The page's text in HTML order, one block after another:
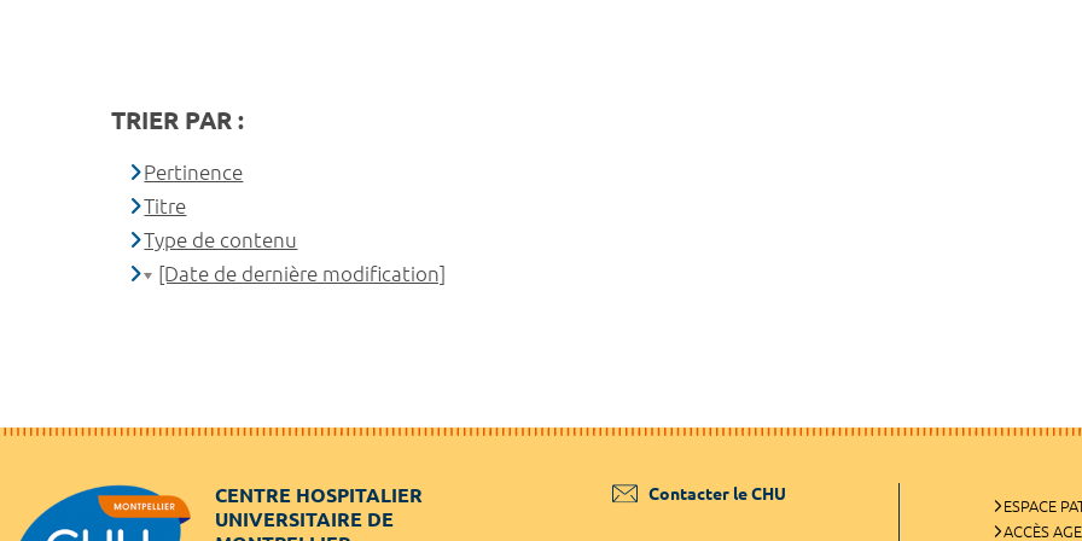
TRIER PAR :
Pertinence
Titre
Type de contenu
[Date de dernière modification]
CENTRE HOSPITALIER
UNIVERSITAIRE DE
Contacter le CHU
ESPACE
ACCÈS